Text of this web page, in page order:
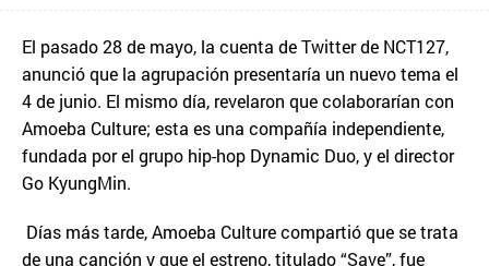
El pasado 28 de mayo, la cuenta de Twitter de NCT127,
anunció que la agrupación presentaría un nuevo tema el
4 de junio. El mismo día, revelaron que colaborarían con
Amoeba Culture; esta es una compañía independiente,
fundada por el grupo hip-hop Dynamic Duo, y el director
Go KyungMin.
Días más tarde, Amoeba Culture compartió que se trata
de una canción y que el estreno, titulado “Save”, fue